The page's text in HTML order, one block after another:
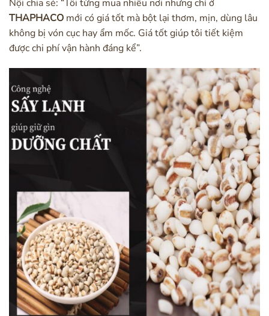
Nội chia sẻ: “Tôi từng mua nhiều nơi nhưng chỉ ở
THAPHACO mới có giá tốt mà bột lại thơm, mịn, dùng lâu
không bị vón cục hay ẩm mốc. Giá tốt giúp tôi tiết kiệm
được chi phí vận hành đáng kể”.